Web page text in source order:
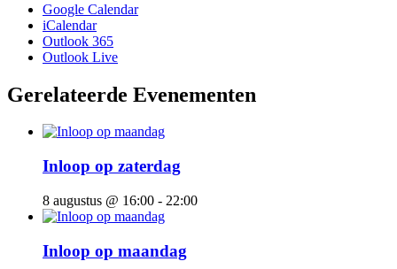
Google Calendar
iCalendar
Outlook 365
Outlook Live
Gerelateerde Evenementen
Inloop op zaterdag
8 augustus @ 16:00 - 22:00
Inloop op maandag